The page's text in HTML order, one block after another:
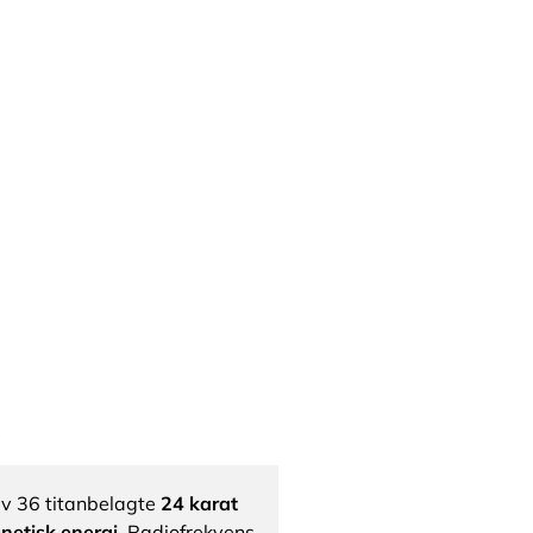
36 titanbelagte 24 karat